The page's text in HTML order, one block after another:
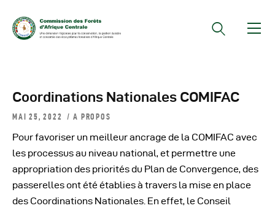
Rapports
Publications
Coordinations Nationales COMIFAC
MAI 25, 2022 A PROPOS
Pour favoriser un meilleur ancrage de la COMIFAC avec
les processus au niveau national, et permettre une
appropriation des priorités du Plan de Convergence, des
passerelles ont été établies à travers la mise en place
des Coordinations Nationales. En effet, le Conseil